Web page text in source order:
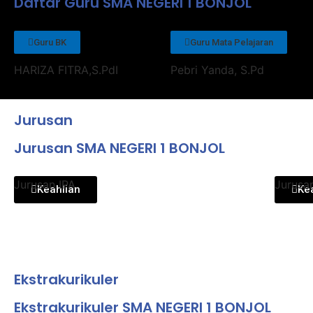
Guru BK
HARIZA FITRA,S.PdI
Guru Mata Pelajaran
Pebri Yanda, S.Pd
Jurusan
Jurusan SMA NEGERI 1 BONJOL
Keahlian
Jurusan IPA
Ekstrakurikuler
Ekstrakurikuler SMA NEGERI 1 BONJOL